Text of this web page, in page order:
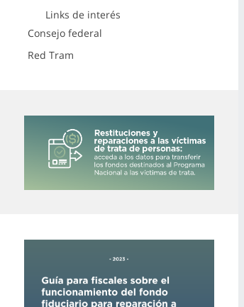
Links de interés
Consejo federal
Red Tram